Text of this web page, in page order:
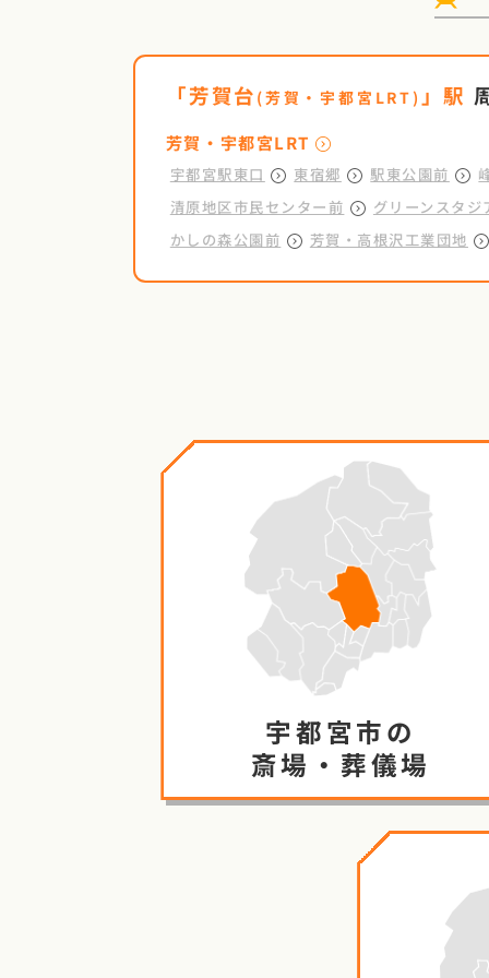
「芳賀台 (芳賀・宇都宮LRT ) 」駅
芳賀・宇都宮LRT
宇都宮駅東口 東宿郷 駅東公園前
清原地区市民センター前
グリーンスタジ
かしの森公園前
芳賀・高根沢工業団地
宇都宮市の
斎場・葬儀場